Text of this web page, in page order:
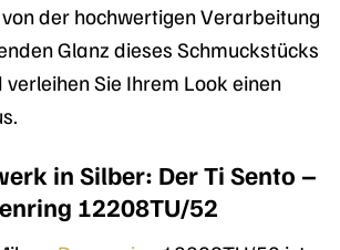
der hochwertigen Verarbeitung
Glanz dieses Schmuckstücks
Sie Ihrem Look einen
in Silber: Der Ti Sento –
12208TU/52